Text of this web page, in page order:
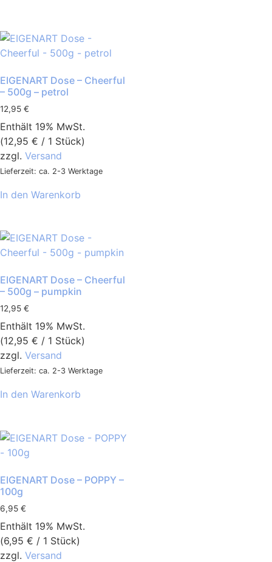
EIGENART Dose – Cheerful
– 500g – petrol
12,95 €
Enthält 19% MwSt.
(12,95 € / 1 Stück)
zzgl. Versand
Lieferzeit: ca. 2-3 Werktage
In den Warenkorb
EIGENART Dose – Cheerful
– 500g – pumpkin
12,95 €
Enthält 19% MwSt.
(12,95 € / 1 Stück)
zzgl. Versand
Lieferzeit: ca. 2-3 Werktage
In den Warenkorb
EIGENART Dose – POPPY –
100g
6,95 €
Enthält 19% MwSt.
(6,95 € / 1 Stück)
zzgl. Versand